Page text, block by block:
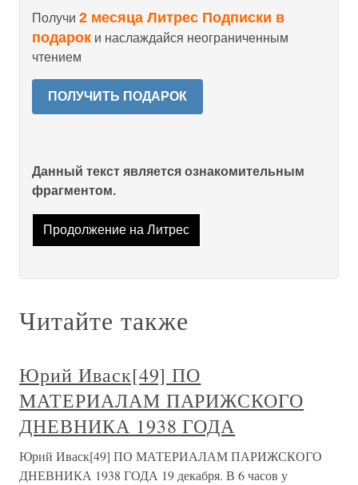
Получи 2 месяца Литрес Подписки в
подарок и наслаждайся неограниченным
чтением
ПОЛУЧИТЬ ПОДАРОК
Данный текст является ознакомительным
фрагментом.
Продолжение на Литрес
Читайте также
Юрий Иваск[49] ПО
МАТЕРИАЛАМ ПАРИЖСКОГО
ДНЕВНИКА 1938 ГОДА
Юрий Иваск[49] ПО МАТЕРИАЛАМ ПАРИЖСКОГО
ДНЕВНИКА 1938 ГОДА 19 декабря. В 6 часов у